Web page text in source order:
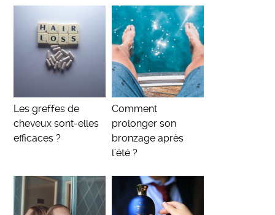
Les greffes de
cheveux sont-elles
efficaces ?
Comment
prolonger son
bronzage après
l’été ?